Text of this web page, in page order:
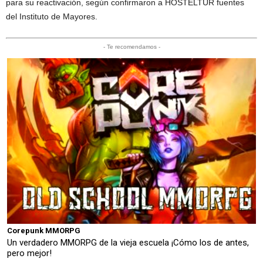
para su reactivación, según confirmaron a HOSTELTUR fuentes
del Instituto de Mayores.
- Te recomendamos -
Corepunk MMORPG
Un verdadero MMORPG de la vieja escuela ¡Cómo los de antes,
pero mejor!